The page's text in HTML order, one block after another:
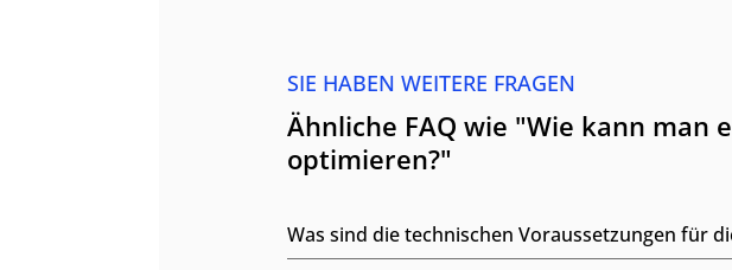
SIE HABEN WEITERE FRAGEN
Ähnliche FAQ wie "Wie kann man
optimieren?"
Was sind die technischen Voraussetzungen für